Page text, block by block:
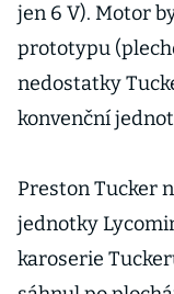
jen 6 V). Motor
prototypu
nedostatky
konvenční
Preston Tucker
jednotky
karoserie